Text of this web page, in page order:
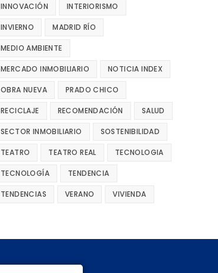
INNOVACIÓN INTERIORISMO
INVIERNO MADRID RÍO
MEDIO AMBIENTE
MERCADO INMOBILIARIO NOTICIA INDEX
OBRA NUEVA PRADO CHICO
RECICLAJE RECOMENDACIÓN SALUD
SECTOR INMOBILIARIO SOSTENIBILIDAD
TEATRO TEATRO REAL TECNOLOGIA
TECNOLOGÍA TENDENCIA
TENDENCIAS VERANO VIVIENDA